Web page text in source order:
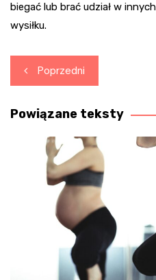
biegać lub brać udział w
wysiłku.
Nawigacja
wpisu
Poprzedni
Powiązane teksty